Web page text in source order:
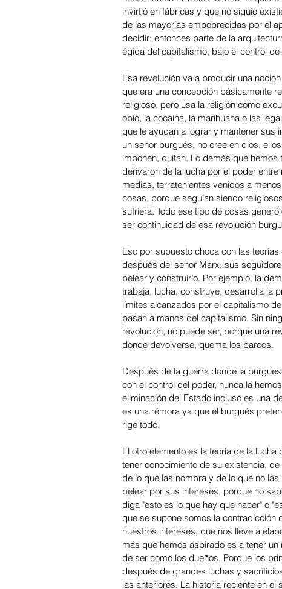
invirtió en fábricas y que no siguió
de las mayorías empobrecidas por el
decidir; entonces parte de la
égida del capitalismo, bajo el control
Esa revolución va a producir una
que era una concepción básicamente
religioso, pero usa la religión como
opio, la cocaína, la marihuana o las
que le ayudan a lograr y mantener sus
un señor burgués, no cree en dios,
imponen, quitan. Lo demás que
derivaron de la lucha por el poder
medias, terratenientes venidos a
cosas, porque seguían siendo
sufriera. Todo ese tipo de cosas
ser continuidad de esa revolución
Eso por supuesto choca con las
después del señor Marx, sus
pelear y construirlo. Por ejemplo, la
trabaja, lucha, construye, desarrolla la
límites alcanzados por el capitalismo
pasan a manos del capitalismo. Sin
revolución, no puede ser, porque una
donde devolverse, quema los barcos.
Después de la guerra donde la
con el control del poder, nunca la
eliminación del Estado incluso es una
es una rémora ya que el burgués
rige todo.
El otro elemento es la teoría de la
tener conocimiento de su existencia,
de lo que las nombra y de lo que no
pelear por sus intereses, porque no
diga "esto es lo que hay que hacer" o
que se supone somos la contradicción
nuestros intereses, que nos lleve a
más que hemos aspirado es a tener
de ser como los dueños. Porque los
después de grandes luchas y
las anteriores. La historia reciente en